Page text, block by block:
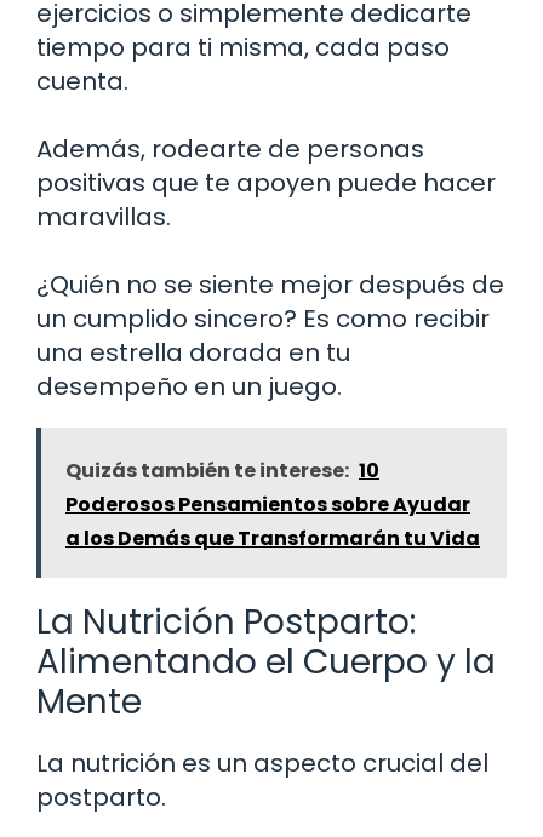
ejercicios o simplemente dedicarte
tiempo para ti misma, cada paso
cuenta.
Además, rodearte de personas
positivas que te apoyen puede hacer
maravillas.
¿Quién no se siente mejor después de
un cumplido sincero? Es como recibir
una estrella dorada en tu
desempeño en un juego.
Quizás también te interese: 10
Poderosos Pensamientos sobre Ayudar
a los Demás que Transformarán tu Vida
La Nutrición Postparto:
Alimentando el Cuerpo y la
Mente
La nutrición es un aspecto crucial del
postparto.